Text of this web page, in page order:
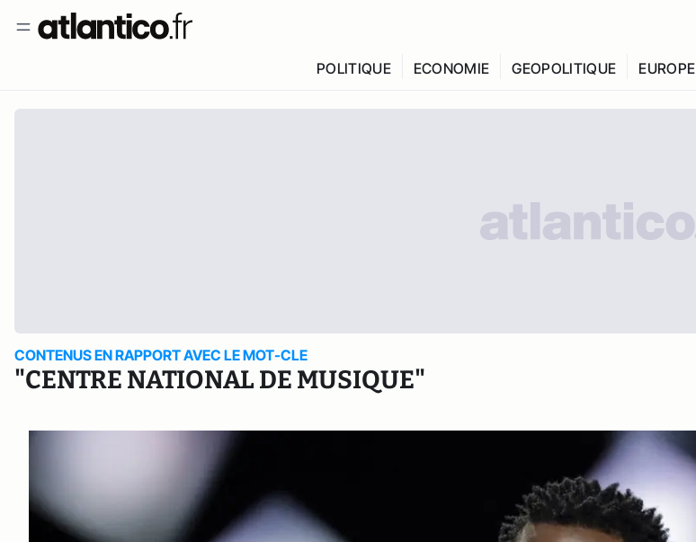
POLITIQUE ECONOMIE GEOPOLITIQUE EUROPE
CONTENUS EN RAPPORT AVEC LE MOT-CLE
"CENTRE NATIONAL DE MUSIQUE"